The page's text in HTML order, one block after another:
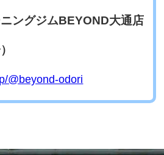
ングジムBEYOND大通店
@beyond-odori